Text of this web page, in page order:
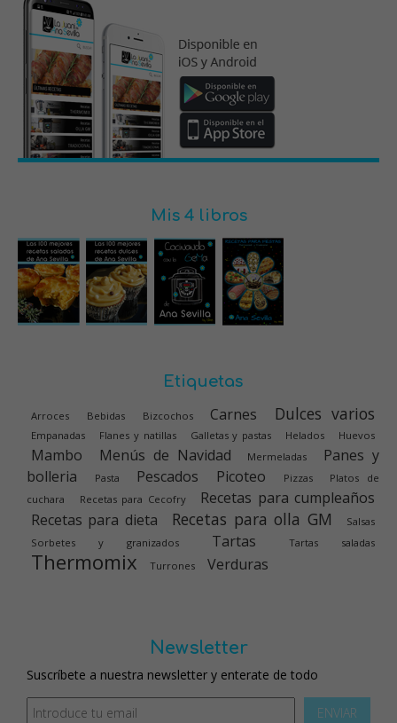
Mis 4 libros
Etiquetas
Arroces Bebidas Bizcochos Carnes Dulces varios
Empanadas Flanes y natillas Galletas y pastas Helados Huevos
Mambo Menús de Navidad Mermeladas
Panes y
bolleria
Pasta Pescados Picoteo Pizzas
Platos de
cuchara
Recetas para Cecofry
Recetas para cumpleaños
Recetas para dieta
Recetas para olla GM
Salsas
Sorbetes y granizados
Tartas Tartas saladas
Thermomix Turrones Verduras
Newsletter
Suscríbete a nuestra newsletter y enterate de todo
ENVIAR